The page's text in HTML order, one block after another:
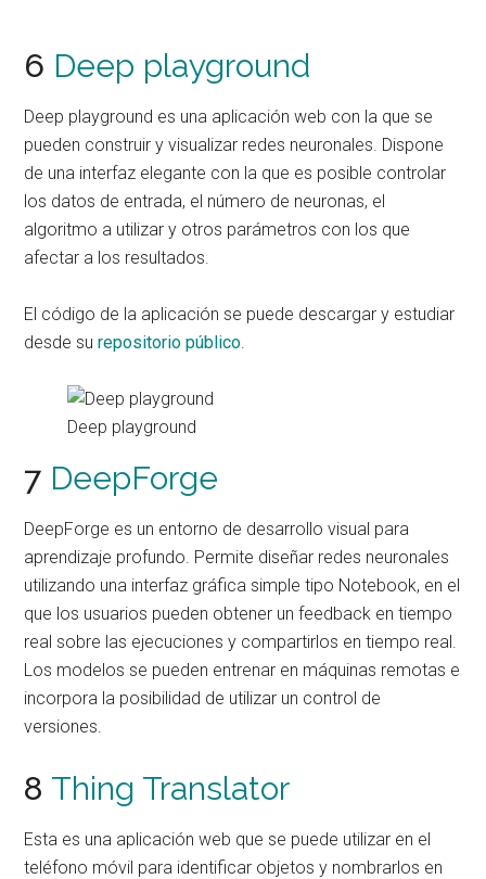
6 Deep playground
Deep playground es una aplicación web con la que se
pueden construir y visualizar redes neuronales. Dispone
de una interfaz elegante con la que es posible controlar
los datos de entrada, el número de neuronas, el
algoritmo a utilizar y otros parámetros con los que
afectar a los resultados.
El código de la aplicación se puede descargar y estudiar
desde surepositorio público.
Deep playground
7 DeepForge
DeepForge es un entorno de desarrollo visual para
aprendizaje profundo. Permite diseñar redes neuronales
utilizando una interfaz gráfica simple tipo Notebook, en el
que los usuarios pueden obtener un feedback en tiempo
real sobre las ejecuciones y compartirlos en tiempo real.
Los modelos se pueden entrenar en máquinas remotas e
incorpora la posibilidad de utilizar un control de
versiones.
8 Thing Translator
Esta es una aplicación web que se puede utilizar en el
teléfono móvil para identificar objetos y nombrarlos en